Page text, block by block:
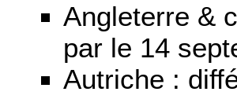
Angleterre &
par le 14
Autriche :